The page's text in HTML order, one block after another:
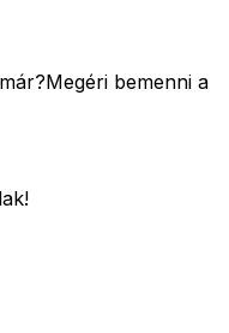
bemenni a